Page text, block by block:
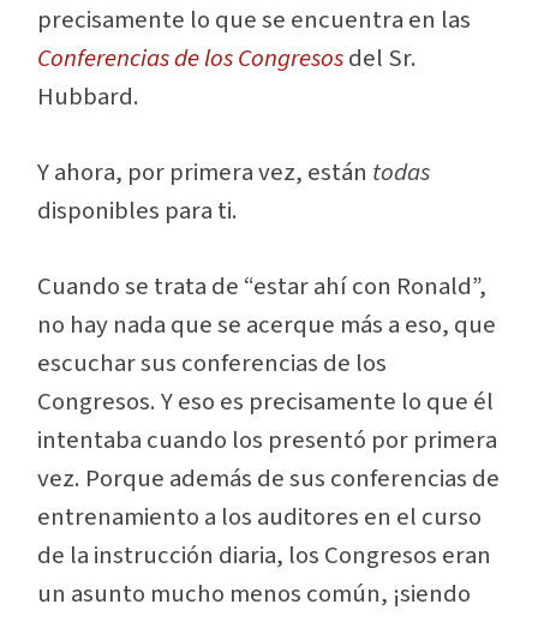
precisamente lo que se encuentra en las
Conferencias de los Congresosdel Sr.
Hubbard.
Y ahora, por primera vez, están todas
disponibles para ti.
Cuando se trata de “estar ahí con Ronald”,
no hay nada que se acerque más a eso, que
escuchar sus conferencias de los
Congresos. Y eso es precisamente lo que él
intentaba cuando los presentó por primera
vez. Porque además de sus conferencias de
entrenamiento a los auditores en el curso
de la instrucción diaria, los Congresos eran
un asunto mucho menos común, ¡siendo